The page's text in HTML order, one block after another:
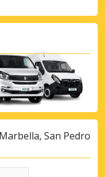
San Pedro